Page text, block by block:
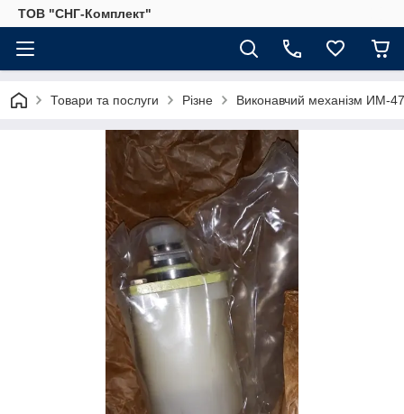
ТОВ "СНГ-Комплект"
Товари та послуги Різне Виконавчий механізм ИМ-47